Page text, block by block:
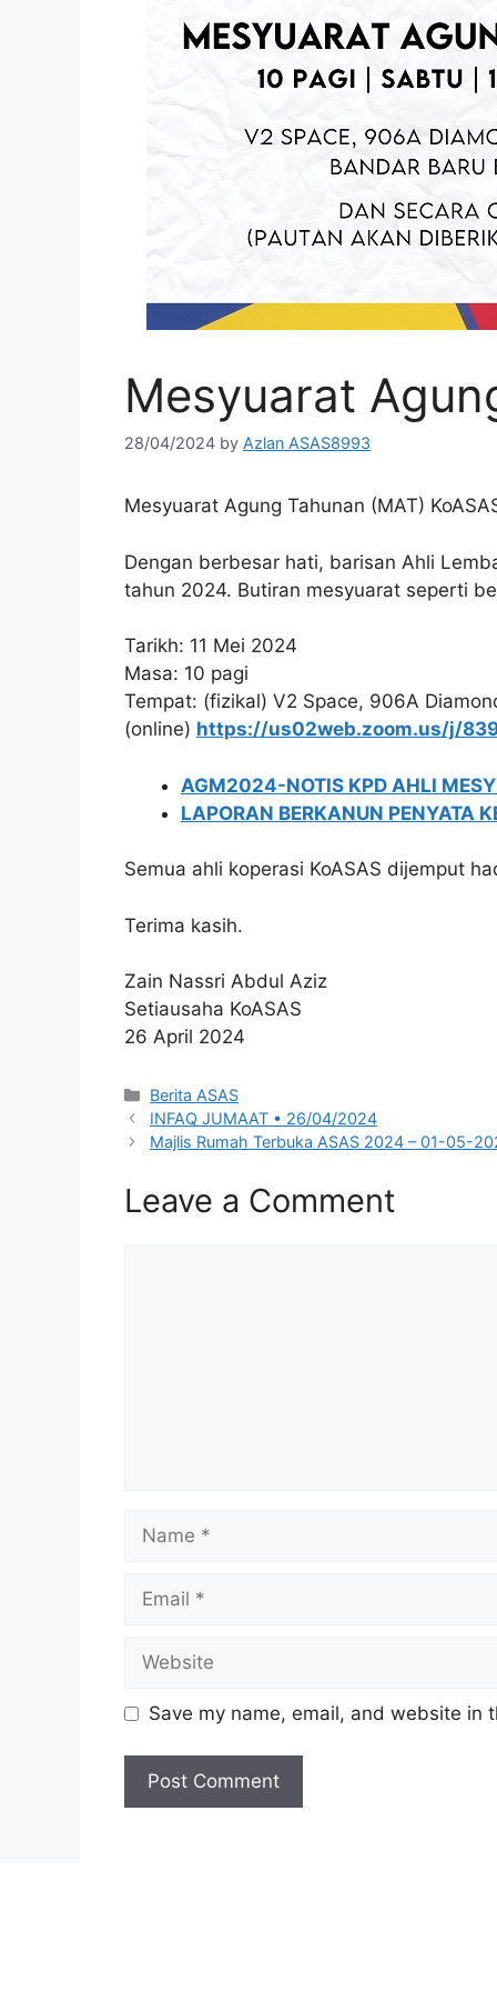
Mesyuarat
28/04/2024 by Azlan ASAS8993
Mesyuarat Agung Tahunan (MAT)
Dengan berbesar hati, barisan Ahli
tahun 2024. Butiran mesyuarat seperti
Tarikh: 11 Mei 2024
Masa: 10 pagi
Tempat: (fizikal) V2 Space, 906A
(online) https://us02web.zoom.us/j/
AGM2024-NOTIS KPD AHLI
LAPORAN BERKANUN PENYATA
Semua ahli koperasi KoASAS dijemput
Terima kasih.
Zain Nassri Abdul Aziz
Setiausaha KoASAS
26 April 2024
Categories
Berita ASAS
INFAQ JUMAAT • 26/04/2024
Majlis Rumah Terbuka ASAS 2024 – 01-05-
Leave a Comment
Save my name, email, and website in